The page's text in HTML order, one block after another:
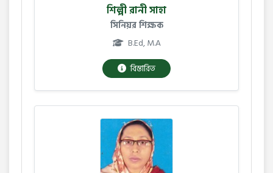
শিল্পী রানী সাহা
সিনিয়র শিক্ষক
B.Ed, M.A
বিস্তারিত